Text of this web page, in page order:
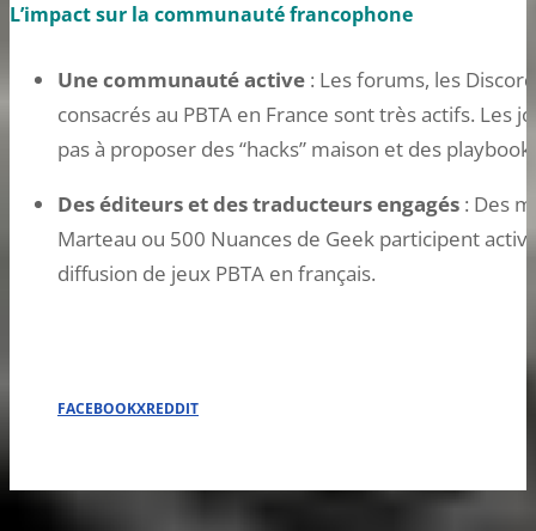
L’impact sur la communauté francophone
Une communauté active : Les forums, les
consacrés au PBTA en France sont très actifs. Les
pas à proposer des “hacks” maison et des
Des éditeurs et des traducteurs engagés : Des
Marteau ou 500 Nuances de Geek participent
diffusion de jeux PBTA en français.
FACEBOOKXREDDIT